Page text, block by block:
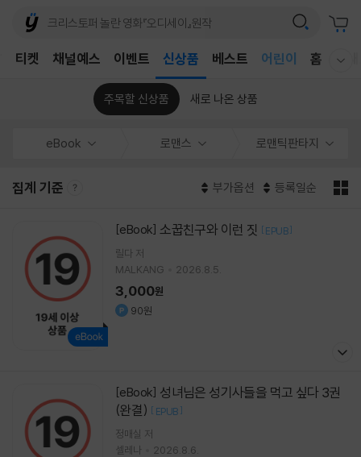
채널예스 이벤트 신상품 베스트
어린이
홈 국
티켓
주목할 신상품 새로 나온 상품
eBook 로맨스 로맨틱판타지
집계 기준 부가옵션 등록일순
[eBook] 소꿉친구와 이런 짓 [ EPUB ]
릴다 저
MALKANG
2026.8.5.
3,000원
90원
[eBook]
(완결) [ EPUB ]
정매실 저
셀레나
2026.8.6.